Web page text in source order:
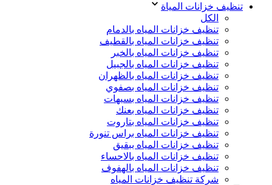
تنظيف خزانات المياة
الكل
تنظيف خزانات المياه بالدمام
تنظيف خزانات المياه بالقطيف
تنظيف خزانات المياه بالخبر
تنظيف خزانات المياه بالجبيل
تنظيف خزانات المياه بالظهران
تنظيف خزانات المياه بصفوي
تنظيف خزانات المياه بسيهات
تنظيف خزانات المياه بعنك
تنظيف خزانات المياه بتاروت
تنظيف خزانات المياه براس تنورة
تنظيف خزانات المياه ببقيق
تنظيف خزانات المياه بالاحساء
تنظيف خزانات المياه بالهفوف
شركة تنظيف خزانات المياه